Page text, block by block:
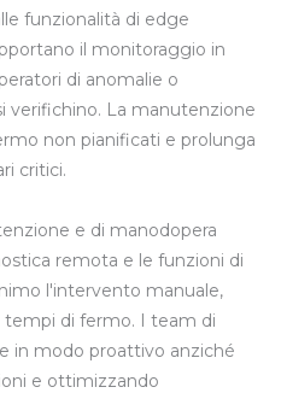
funzionalità di edge
il monitoraggio in
di anomalie o
verifichino. La manutenzione
non pianificati e prolunga
critici.
e di manodopera
remota e le funzioni di
l'intervento manuale,
tempi di fermo. I team di
in modo proattivo anziché
e ottimizzando